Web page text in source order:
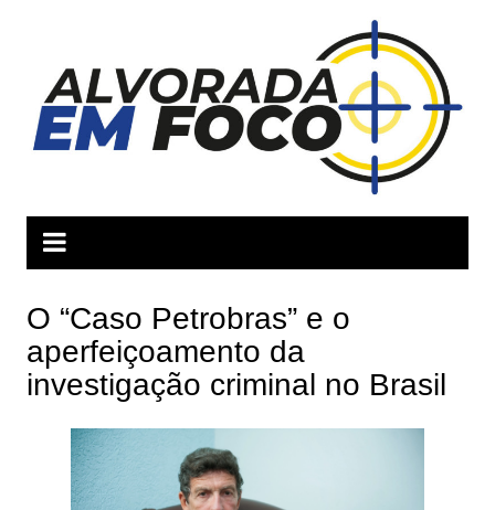
conteúdo
O “Caso Petrobras” e o
aperfeiçoamento da
investigação criminal no Brasil